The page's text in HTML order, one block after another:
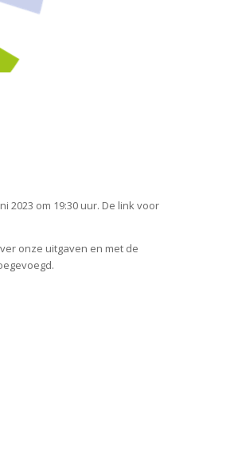
2023 om 19:30 uur. De link voor
onze uitgaven en met de